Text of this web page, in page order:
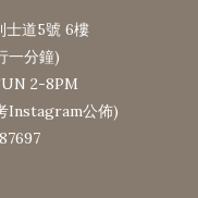
士道5號 6樓
一分鐘)
2-8PM
Instagram公佈)